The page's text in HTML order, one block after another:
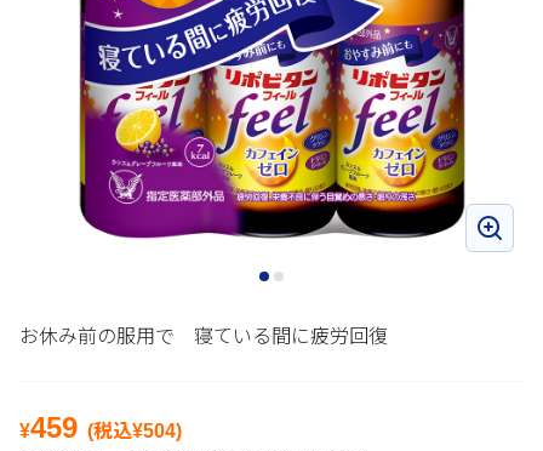
お休み前の服用で 寝ている間に疲労回復
¥459 (税込¥504)